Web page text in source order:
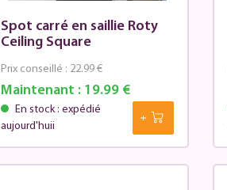
Spot carré en saillie Roty
Ceiling Square
Maintenant :19.99 €
Prix conseillé : 22.99 €
En stock : expédié
aujourd'huii